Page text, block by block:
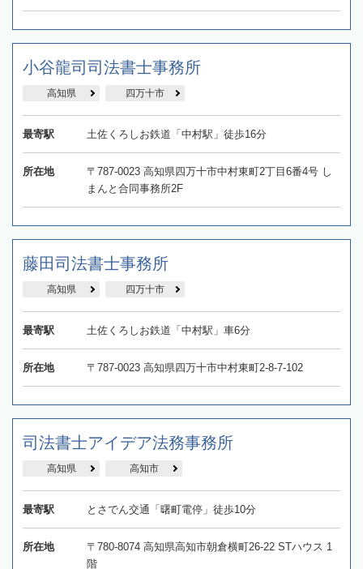
小谷龍司司法書士事務所
高知県 四万十市
最寄駅 土佐くろしお鉄道「中村駅」徒歩16分
所在地
〒787-0023 高知県四万十市中村東町2丁目6番4号 し
まんと合同事務所2F
藤田司法書士事務所
高知県 四万十市
最寄駅 土佐くろしお鉄道「中村駅」車6分
所在地 〒787-0023 高知県四万十市中村東町2-8-7-102
司法書士アイデア法務事務所
高知県 高知市
最寄駅 とさでん交通「曙町電停」徒歩10分
所在地
〒780-8074 高知県高知市朝倉横町26-22 STハウス 1
階